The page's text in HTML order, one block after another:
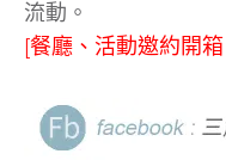
流動。
[餐廳、活動邀約開